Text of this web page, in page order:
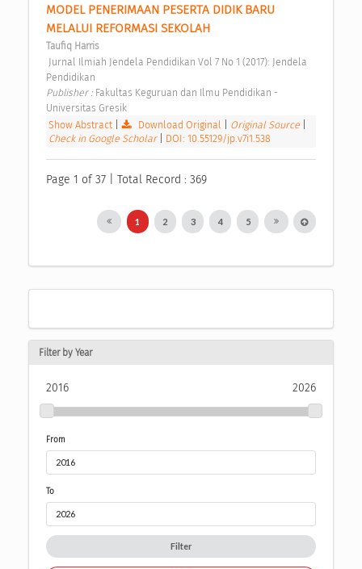
MODEL PENERIMAAN PESERTA DIDIK BARU
MELALUI REFORMASI SEKOLAH
Taufiq Harris
Pendidikan
Publisher : Fakultas Keguruan dan Ilmu Pendidikan -
Universitas Gresik
Show Abstract| Download Original Original Source
Check in Google Scholar
DOI: 10.55129/jp.v7i1.538
Page 1 of 37 | Total Record : 369
1 2 3 4 5
Filter by Year
2016 2026
From
To
Filter